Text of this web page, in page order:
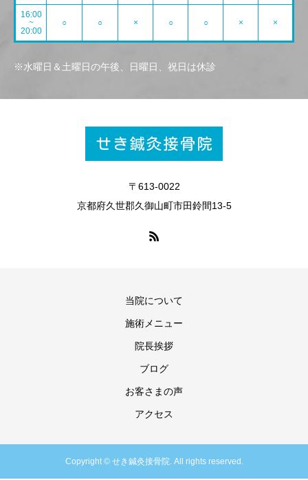
16:00
~
20:00
○ ○ × ○ ○ × ×
※水曜日＆土曜日の午後、日曜日、祝日は休診
〒613-0022
京都府久世郡久御山町市田鈴間13-5
当院について
施術メニュー
院長挨拶
ブログ
お客さまの声
アクセス
Copyright © せき鍼灸接骨院. All rights reserved.